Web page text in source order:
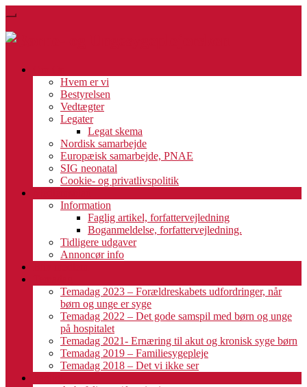
Skip
main
Toggle
navigation
Hvem er vi
Bestyrelsen
Vedtægter
Legater
Legat skema
Nordisk samarbejde
Europæisk samarbejde, PNAE
SIG neonatal
Cookie- og privatlivspolitik
Information
Faglig artikel, forfattervejledning
Boganmeldelse, forfattervejledning.
Tidligere udgaver
Annoncør info
Temadag 2023 – Forældreskabets udfordringer, når
børn og unge er syge
Temadag 2022 – Det gode samspil med børn og unge
på hospitalet
Temadag 2021- Ernæring til akut og kronisk syge børn
Temadag 2019 – Familiesygepleje
Temadag 2018 – Det vi ikke ser